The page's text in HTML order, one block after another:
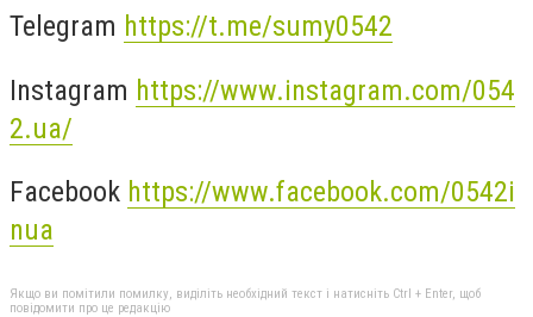
Telegram https://t.me/sumy0542
Instagram https://www.instagram.com/054
2.ua/
Facebook https://www.facebook.com/0542i
nua
Якщо ви помітили помилку, виділіть необхідний текст і натисніть Ctrl + Enter, щоб
повідомити про це редакцію